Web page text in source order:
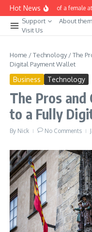
Skip to content
Hot News
Nice video of a female at
Support
About
Visit Us
Home /Technology/The
Digital Payment Wallet
Business Technology
The Pros and
to a Fully
By Nick No Comments